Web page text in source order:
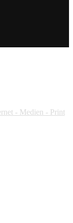
- Medien - Print